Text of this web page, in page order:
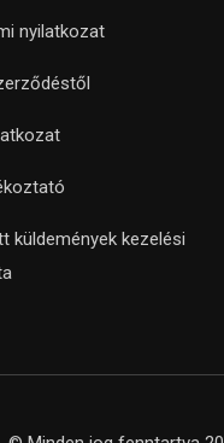
nyilatkozat
küldemények kezelési